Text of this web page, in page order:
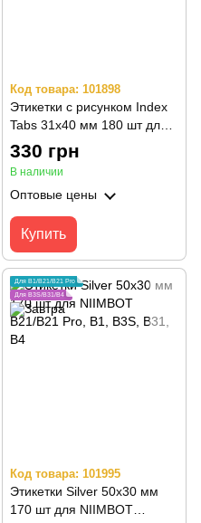
Код товара: 101898
Этикетки с рисунком Index
Tabs 31х40 мм 180 шт для
NIIMBOT B21/B21 Pro, B1,
B3S, B31, B4
330 грн
В наличии
Оптовые цены
Купить
Для B1/B21/B21 Pro
Для B3S/B31/B4
Код товара: 101995
Этикетки Silver 50х30 мм
170 шт для NIIMBOT